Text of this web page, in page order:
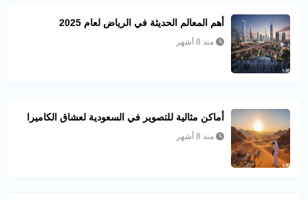
أهم المعالم الحديثة في الرياض لعام 2025
منذ 8 أشهر
أماكن مثالية للتصوير في السعودية لعشاق الكاميرا
منذ 8 أشهر